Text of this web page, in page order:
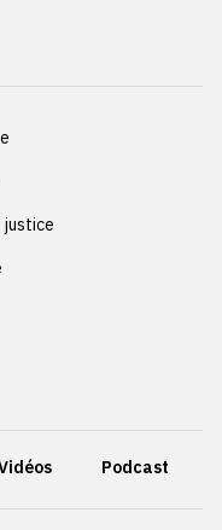
Podcast